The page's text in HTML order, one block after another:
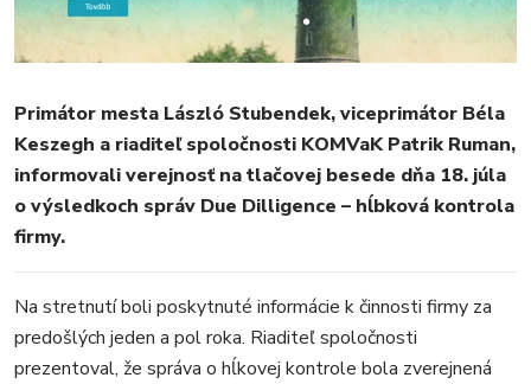
MESTO
REGIÓN
ŠPORT
VIDEO
MIX
Primátor mesta László Stubendek, viceprimátor Béla
Keszegh a riaditeľ spoločnosti KOMVaK Patrik Ruman,
informovali verejnosť na tlačovej besede dňa 18. júla
o výsledkoch správ Due Dilligence – hĺbková kontrola
firmy.
Na stretnutí boli poskytnuté informácie k činnosti firmy za
predošlých jeden a pol roka. Riaditeľ spoločnosti
prezentoval, že správa o hĺkovej kontrole bola zverejnená